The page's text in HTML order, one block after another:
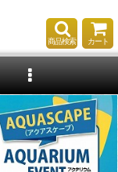
商品検索 カート